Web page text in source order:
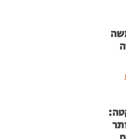
נמשה
אותר